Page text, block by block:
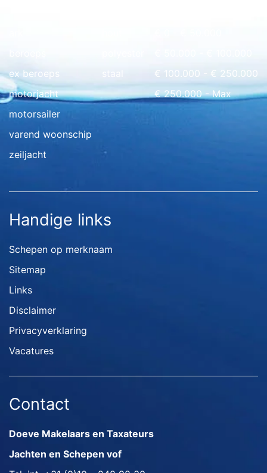
ex beroeps
motorjacht
motorsailer
varend woonschip
zeiljacht
€ 100.000 - € 250.000
€ 250.000 - Max
Handige links
Schepen op merknaam
Sitemap
Links
Disclaimer
Privacyverklaring
Vacatures
Contact
Doeve Makelaars en Taxateurs
Jachten en Schepen vof